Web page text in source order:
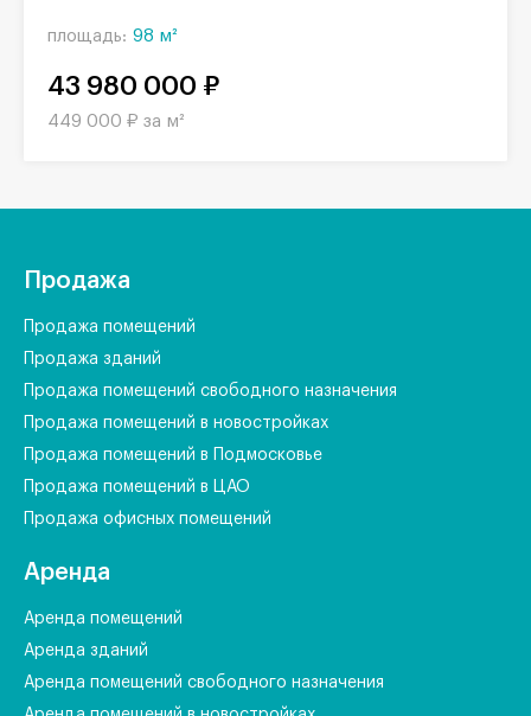
площадь: 98 м²
43 980 000 ₽
449 000 ₽ за м²
Продажа
Продажа помещений
Продажа зданий
Продажа помещений свободного назначения
Продажа помещений в новостройках
Продажа помещений в Подмосковье
Продажа помещений в ЦАО
Продажа офисных помещений
Аренда
Аренда помещений
Аренда зданий
Аренда помещений свободного назначения